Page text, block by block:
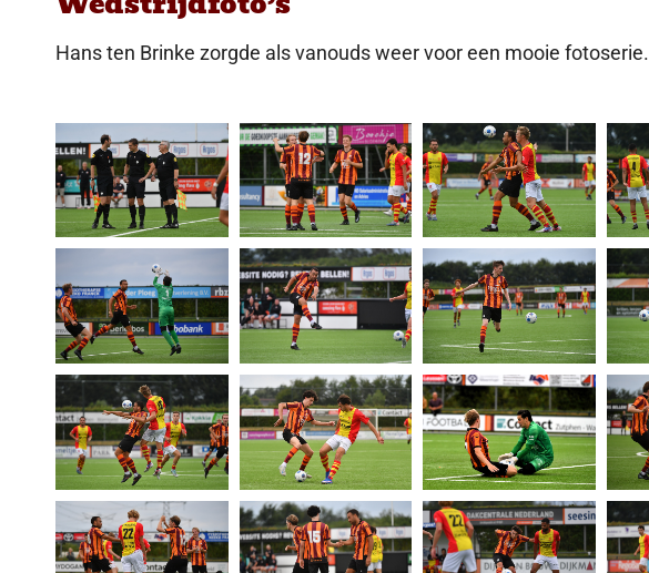
Hans ten Brinke zorgde als vanouds weer voor een mooie fotoserie.